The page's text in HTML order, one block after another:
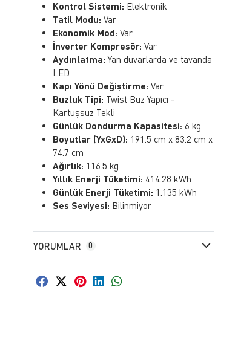
Kontrol Sistemi: Elektronik
Tatil Modu: Var
Ekonomik Mod: Var
İnverter Kompresör: Var
Aydınlatma: Yan duvarlarda ve tavanda
LED
Kapı Yönü Değiştirme: Var
Buzluk Tipi: Twist Buz Yapıcı -
Kartuşsuz Tekli
Günlük Dondurma Kapasitesi: 6 kg
Boyutlar (YxGxD): 191.5 cm x 83.2 cm x
74.7 cm
Ağırlık: 116.5 kg
Yıllık Enerji Tüketimi: 414.28 kWh
Günlük Enerji Tüketimi: 1.135 kWh
Ses Seviyesi: Bilinmiyor
YORUMLAR 0